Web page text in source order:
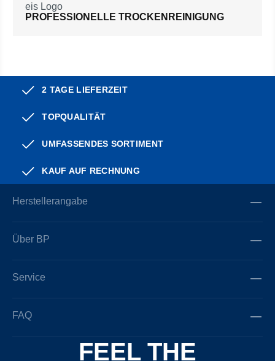
PROFESSIONELLE TROCKENREINIGUNG
2 TAGE LIEFERZEIT
TOPQUALITÄT
UMFASSENDES SORTIMENT
KAUF AUF RECHNUNG
Herstellerangabe
Über BP
Service
FAQ
FEEL THE